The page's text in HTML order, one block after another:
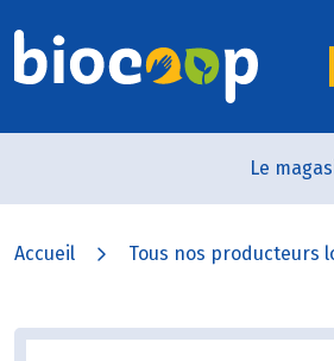
Le
Accueil Tous nos producteurs